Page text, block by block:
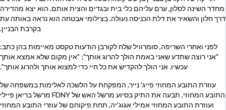
מחדר השינה לסלון, ערם עליהם כלי בית ובגדים והצית אותם. הוא יצא מהדירה
דרך חלון והשאיר את דלת הכניסה נעולה. בצילומי אבטחה הוא נראה באותה עת
בקרבת הבניין.
לפני ואחרי השריפה, סומרוויל שלח לקורבן הודעות טקסט מאיימות בהן כתב:
"אני רוצה שתדע שאני באמת הולך להרוג אותך"; "אין מקום שלא אמצא אותך
עכשיו. אני הולך להקדיש את כל חיי כדי למצוא אותך ולהרוג אותך".
עוזרת התובע המחוזי פייג' נייר, המפקחת על הלשכה לאלימות במשפחה של
התובע המחוזי, תבעה את התיק בסיוע מרשל האש של FDNY מרשל בריאן פיילי
ועוזרת התובע המחוזי אמילי אגוג'יה, תחת פיקוחם של עוזרי התובע המחוזי